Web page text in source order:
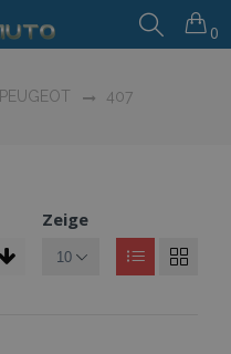
0
PEUGEOT 407
Zeige